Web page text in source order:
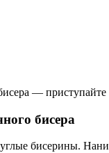
—
бисера
бисерины.